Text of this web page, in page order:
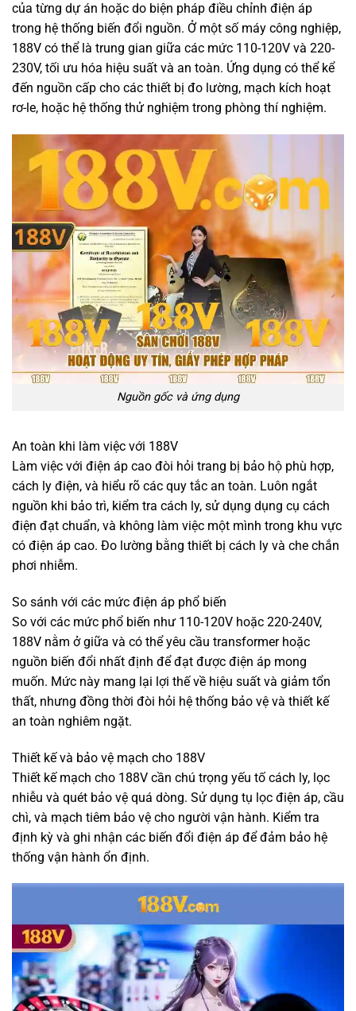
của từng dự án hoặc do biện pháp điều chỉnh điện áp
trong hệ thống biến đổi nguồn. Ở một số máy công nghiệp,
188V có thể là trung gian giữa các mức 110-120V và 220-
230V, tối ưu hóa hiệu suất và an toàn. Ứng dụng có thể kể
đến nguồn cấp cho các thiết bị đo lường, mạch kích hoạt
rơ-le, hoặc hệ thống thử nghiệm trong phòng thí nghiệm.
Nguồn gốc và ứng dụng
An toàn khi làm việc với 188V
Làm việc với điện áp cao đòi hỏi trang bị bảo hộ phù hợp,
cách ly điện, và hiểu rõ các quy tắc an toàn. Luôn ngắt
nguồn khi bảo trì, kiểm tra cách ly, sử dụng dụng cụ cách
điện đạt chuẩn, và không làm việc một mình trong khu vực
có điện áp cao. Đo lường bằng thiết bị cách ly và che chắn
phơi nhiễm.
So sánh với các mức điện áp phổ biến
So với các mức phổ biến như 110-120V hoặc 220-240V,
188V nằm ở giữa và có thể yêu cầu transformer hoặc
nguồn biến đổi nhất định để đạt được điện áp mong
muốn. Mức này mang lại lợi thế về hiệu suất và giảm tổn
thất, nhưng đồng thời đòi hỏi hệ thống bảo vệ và thiết kế
an toàn nghiêm ngặt.
Thiết kế và bảo vệ mạch cho 188V
Thiết kế mạch cho 188V cần chú trọng yếu tố cách ly, lọc
nhiễu và quét bảo vệ quá dòng. Sử dụng tụ lọc điện áp, cầu
chì, và mạch tiêm bảo vệ cho người vận hành. Kiểm tra
định kỳ và ghi nhận các biến đổi điện áp để đảm bảo hệ
thống vận hành ổn định.